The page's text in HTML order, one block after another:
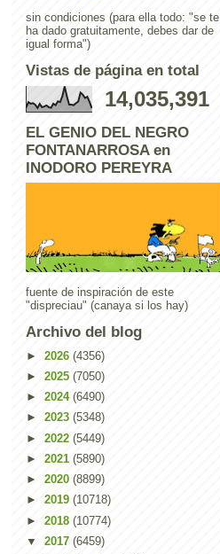
sin condiciones (para ella todo: "se te
ha dado gratuitamente, debes dar de
igual forma")
Vistas de página en total
14,035,391
EL GENIO DEL NEGRO
FONTANARROSA en
INODORO PEREYRA
fuente de inspiración de este
"dispreciau" (canaya si los hay)
Archivo del blog
► 2026 (4356)
► 2025 (7050)
► 2024 (6490)
► 2023 (5348)
► 2022 (5449)
► 2021 (5890)
► 2020 (8899)
► 2019 (10718)
► 2018 (10774)
▼ 2017 (6459)